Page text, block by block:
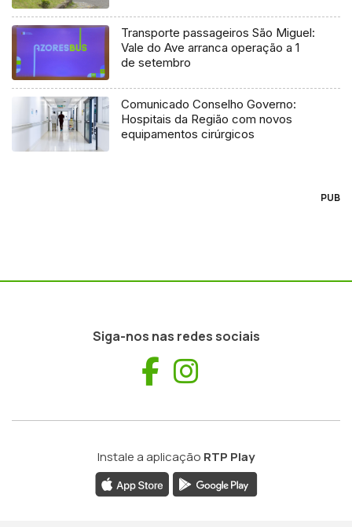
Transporte passageiros São Miguel:
Vale do Ave arranca operação a 1
de setembro
Comunicado Conselho Governo:
Hospitais da Região com novos
equipamentos cirúrgicos
PUB
Siga-nos nas redes sociais
Facebook
Instale a aplicação RTP Play